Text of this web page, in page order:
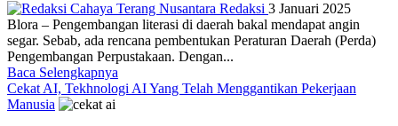
Redaksi 3 Januari 2025
Blora – Pengembangan literasi di daerah bakal mendapat angin
segar. Sebab, ada rencana pembentukan Peraturan Daerah (Perda)
Pengembangan Perpustakaan. Dengan...
Baca Selengkapnya
Cekat AI, Tekhnologi AI Yang Telah Menggantikan Pekerjaan
Manusia